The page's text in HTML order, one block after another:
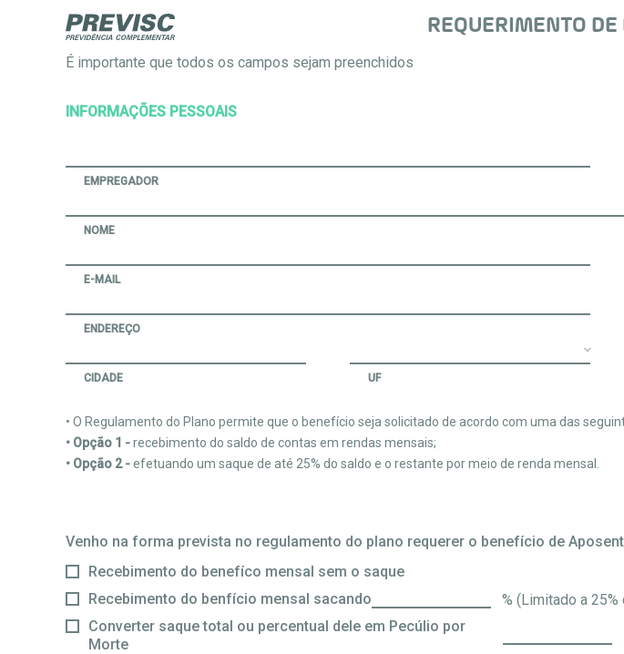
REQUERIMENTO
É importante que todos os campos sejam preenchidos
INFORMAÇÕES PESSOAIS
EMPREGADOR
NOME
E-MAIL
ENDEREÇO
CIDADE UF
• O Regulamento do Plano permite que o benefício seja solicitado de acordo com uma das
• Opção 1 -recebimento do saldo de contas em rendas mensais;
• Opção 2 -efetuando um saque de até 25% do saldo e o restante por meio de renda mensal.
Venho na forma prevista no regulamento do plano requerer o benefício de
Recebimento do benefíco mensal sem o saque
Recebimento do benfício mensal sacando
% (Limitado a
Converter saque total ou percentual dele em Pecúlio por
Morte